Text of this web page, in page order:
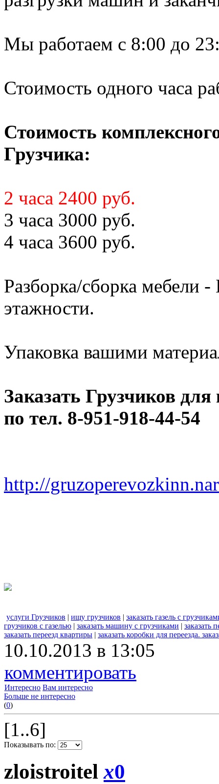
Мы работаем с 8:00 до
Стоимость одного часа
Стоимость
Грузчика:
2 часа 2400 руб.
3 часа 3000 руб.
4 часа 3600 руб.
Разборка/сборка
этажности.
Упаковка вашими
Заказать Грузчиков
по тел. 8-951-918-44-54
http://
услуги Грузчиков | ищу грузчиков | заказать газель с
грузчиков с газелью | заказать машину с грузчиками | заказать
заказать переезд квартиры | заказать коробки для переезда.
10.10.2013 в 13:05
комментировать
Интересно Вам интересно
Больше не интересно
(0)
[1..6]
Показывать по:
zloistroitelx0